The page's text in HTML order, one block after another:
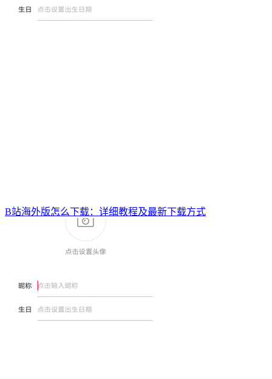
B站海外版怎么下载：详细教程及最新下载方式